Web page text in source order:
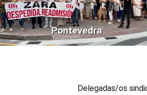
Pontevedra
Delegadas/os